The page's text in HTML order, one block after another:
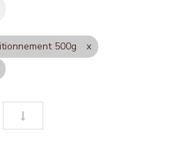
500g
Définir le sens descendant